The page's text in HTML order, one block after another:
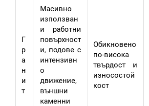
Г
р
а
н
и
т
Масивно
използван
и работни
повърхност
и, подове с
интензивн
о
движение,
външни
каменни
Обикновено
по-висока
твърдост и
износостой
кост